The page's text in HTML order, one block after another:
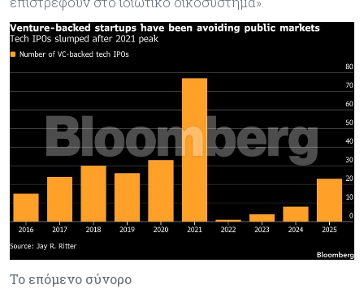
Το επόμενο σύνορο